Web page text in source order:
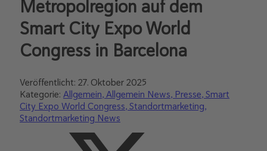
Metropolregion auf dem
Smart City Expo World
Congress in Barcelona
Veröffentlicht: 27. Oktober 2025
Kategorie: Allgemein Allgemein News Presse Smart
City Expo World Congress Standortmarketing
Standortmarketing News